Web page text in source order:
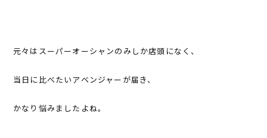
元々はスーパーオーシャンのみしか店頭になく、
当日に比べたいアベンジャーが届き、
かなり悩みましたよね。